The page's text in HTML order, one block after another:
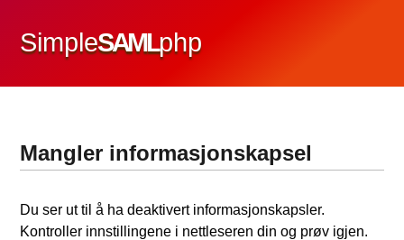
SimpleSAMLphp
Mangler informasjonskapsel
Du ser ut til å ha deaktivert informasjonskapsler.
Kontroller innstillingene i nettleseren din og prøv igjen.